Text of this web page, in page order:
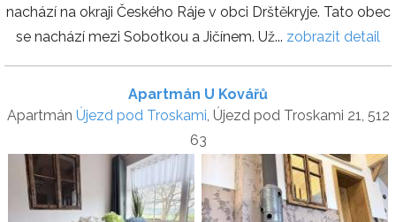
nachází na okraji Českého Ráje v obci Drštěkryje. Tato obec
se nachází mezi Sobotkou a Jičínem. Už... zobrazit detail
Apartmán U Kovářů
Apartmán Újezd pod Troskami, Újezd pod Troskami 21, 512
63